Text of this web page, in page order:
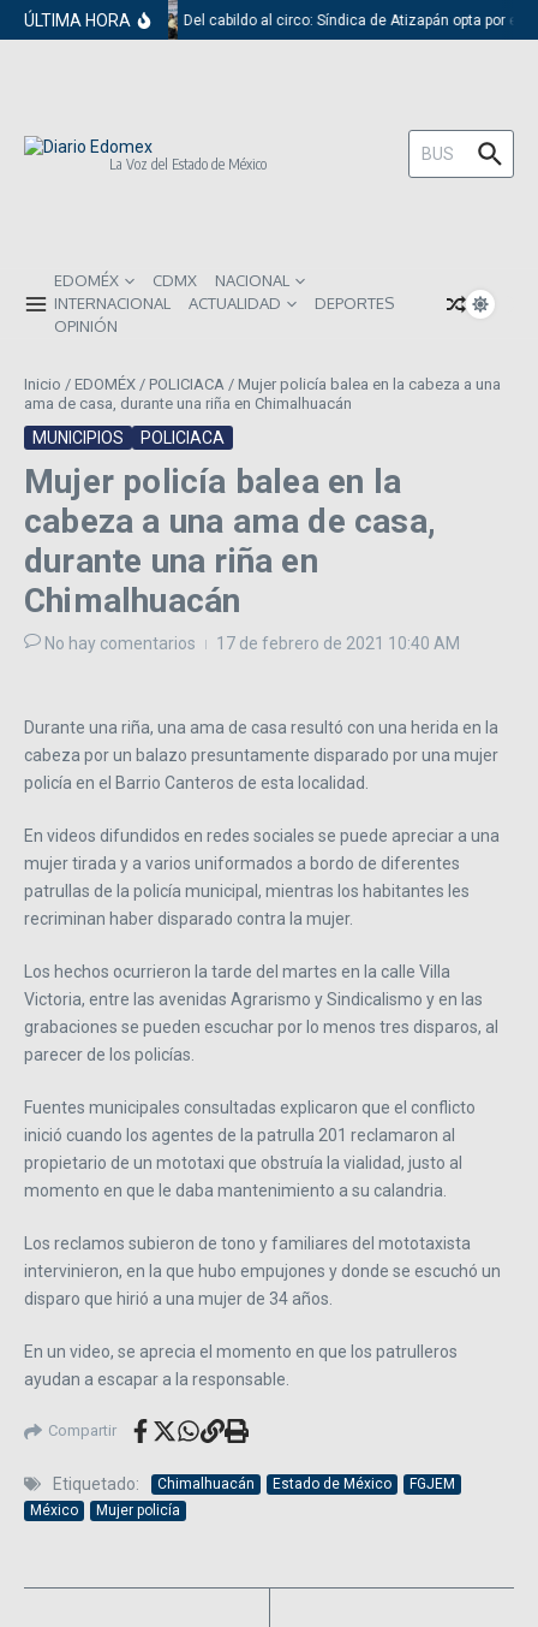
Saltar al contenido
ÚLTIMA HORA Del cabildo al circo: Síndica de Atizapán opta por el
La Voz del Estado de México
Buscar:
EDOMÉX CDMX
NACIONAL
INTERNACIONAL
ACTUALIDAD
DEPORTES
OPINIÓN
Inicio / EDOMÉX / POLICIACA / Mujer policía balea en la cabeza a una
ama de casa, durante una riña en Chimalhuacán
MUNICIPIOS POLICIACA
Mujer policía balea en la
cabeza a una ama de casa,
durante una riña en
Chimalhuacán
No hay comentarios 17 de febrero de 2021 10:40 AM
Durante una riña, una ama de casa resultó con una herida en la
cabeza por un balazo presuntamente disparado por una mujer
policía en el Barrio Canteros de esta localidad.
En videos difundidos en redes sociales se puede apreciar a una
mujer tirada y a varios uniformados a bordo de diferentes
patrullas de la policía municipal, mientras los habitantes les
recriminan haber disparado contra la mujer.
Los hechos ocurrieron la tarde del martes en la calle Villa
Victoria, entre las avenidas Agrarismo y Sindicalismo y en las
grabaciones se pueden escuchar por lo menos tres disparos, al
parecer de los policías.
Fuentes municipales consultadas explicaron que el conflicto
inició cuando los agentes de la patrulla 201 reclamaron al
propietario de un mototaxi que obstruía la vialidad, justo al
momento en que le daba mantenimiento a su calandria.
Los reclamos subieron de tono y familiares del mototaxista
intervinieron, en la que hubo empujones y donde se escuchó un
disparo que hirió a una mujer de 34 años.
En un video, se aprecia el momento en que los patrulleros
ayudan a escapar a la responsable.
Compartir
Etiquetado: Chimalhuacán Estado de México
FGJEM
México
Mujer policía